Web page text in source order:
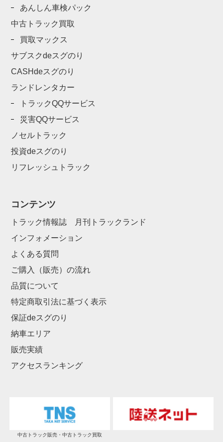
あんしん車検パック
中古トラック買取
買取マックス
サブスクdeスグのり
CASHdeスグのり
ランドレンタカー
トラックQQサービス
災害QQサービス
ノセルトラック
投資deスグのり
リフレッシュトラック
コンテンツ
トラック情報誌 月刊トラックランド
インフォメーション
よくある質問
ご購入（販売）の流れ
品質について
特定商取引法に基づく表示
保証deスグのり
納車エリア
販売実績
アクセスランキング
中古トラック販売・中古トラック買取